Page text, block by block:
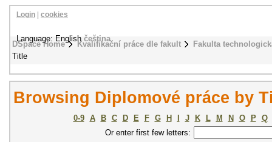
DSpace Home Kvalifikační práce dle fakult
Fakulta
Title
Login cookies
Language: Englishčeština
Browsing Diplomové práce by
0-9 A B C D E F G H J K L M N O P
Q
Or enter first few letters: